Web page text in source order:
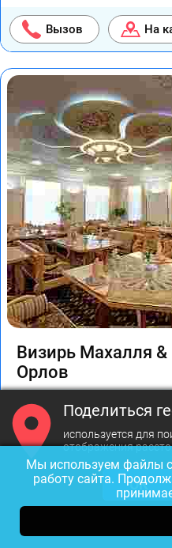
Вызов На
Визирь Махалля &
Орлов
ВИП-зал С
Открыт до 24:00
3000-4000р
2-й Верхний
Поделиться
используется для
отображения
ОК
Мы используем файлы
работу сайта.